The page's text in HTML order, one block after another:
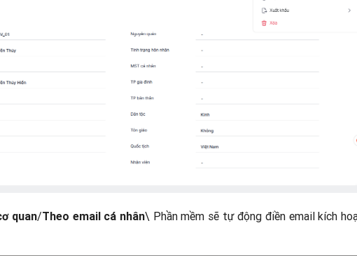
quan/Theo email cá nhân\ Phần mềm sẽ tự động điền email kích